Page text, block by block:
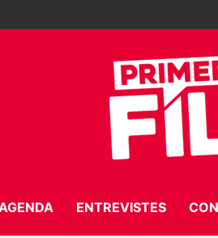
ENTREVISTES